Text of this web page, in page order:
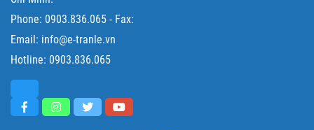
Phone: 0903.836.065 - Fax:
Email: info@e-tranle.vn
Hotline: 0903.836.065